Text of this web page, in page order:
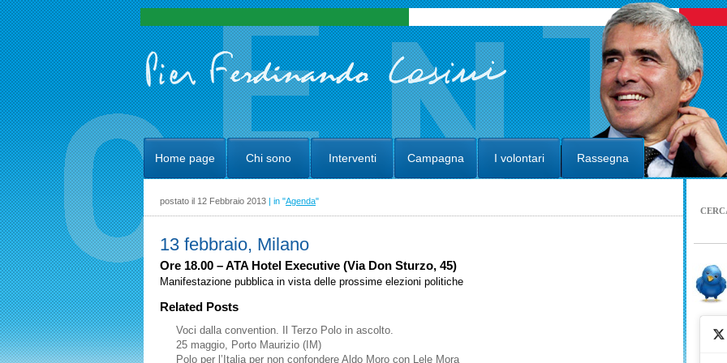
Home page Chi sono Interventi Campagna I volontari Rassegna
postato il 12 Febbraio 2013 | in "Agenda"
13 febbraio, Milano
Ore 18.00 – ATA Hotel Executive (Via Don Sturzo, 45)
Manifestazione pubblica in vista delle prossime elezioni politiche
Related Posts
Voci dalla convention. Il Terzo Polo in ascolto.
25 maggio, Porto Maurizio (IM)
Polo per l’Italia per non confondere Aldo Moro con Lele Mora